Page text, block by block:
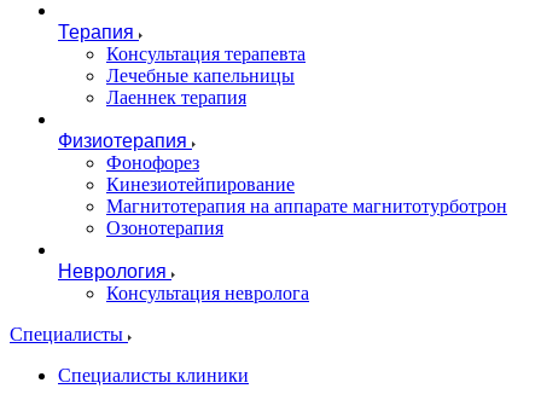
Терапия
Консультация терапевта
Лечебные капельницы
Лаеннек терапия
Физиотерапия
Фонофорез
Кинезиотейпирование
Магнитотерапия на аппарате магнитотурботрон
Озонотерапия
Неврология
Консультация невролога
Специалисты
Специалисты клиники